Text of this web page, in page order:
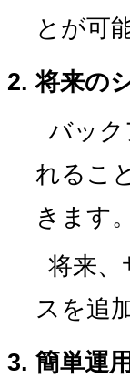
とが可
将来の
バッ
れるこ
きます。
将来
スを追
簡単運用